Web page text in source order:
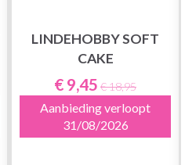
LINDEHOBBY SOFT
CAKE
€ 9,45 € 18,95
Aanbieding verloopt
31/08/2026